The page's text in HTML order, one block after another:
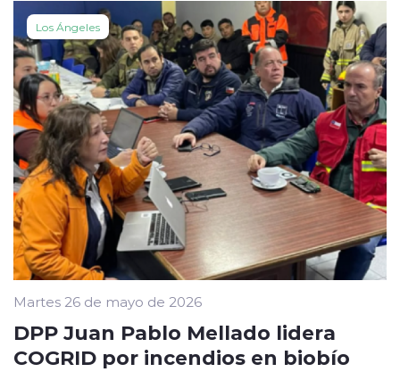
Los Ángeles
Martes 26 de mayo de 2026
DPP Juan Pablo Mellado lidera
COGRID por incendios en biobío